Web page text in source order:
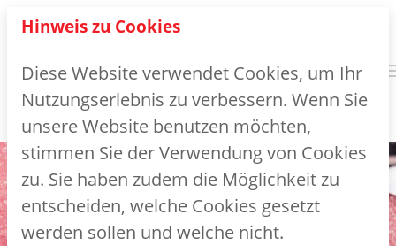
Hinweis zu Cookies
Diese Website verwendet Cookies, um Ihr
Nutzungserlebnis zu verbessern. Wenn Sie
unsere Website benutzen möchten,
stimmen Sie der Verwendung von Cookies
zu. Sie haben zudem die Möglichkeit zu
entscheiden, welche Cookies gesetzt
werden sollen und welche nicht.